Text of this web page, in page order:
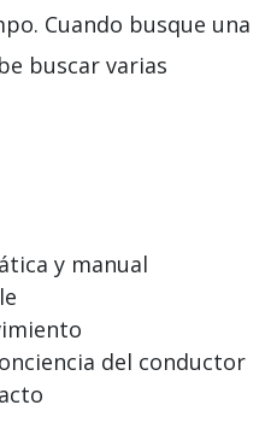
Cuando busque una
buscar varias
y manual
del conductor